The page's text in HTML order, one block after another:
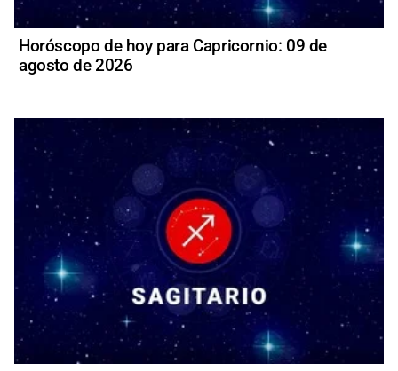
Horóscopo de hoy para Capricornio: 09 de
agosto de 2026